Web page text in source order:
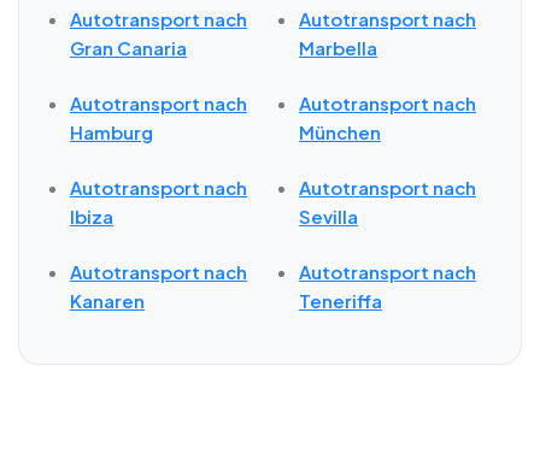
Autotransport nach
Gran Canaria
Autotransport nach
Hamburg
Autotransport nach
Ibiza
Autotransport nach
Kanaren
Autotransport nach
Marbella
Autotransport nach
München
Autotransport nach
Sevilla
Autotransport nach
Teneriffa